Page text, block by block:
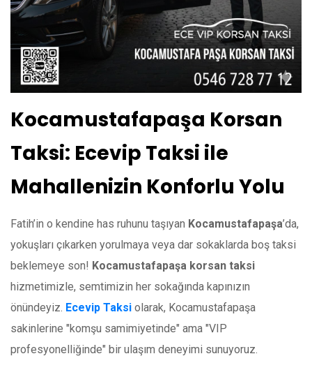
Kocamustafapaşa Korsan
Taksi: Ecevip Taksi ile
Mahallenizin Konforlu Yolu
Fatih’in o kendine has ruhunu taşıyan Kocamustafapaşa’da,
yokuşları çıkarken yorulmaya veya dar sokaklarda boş taksi
beklemeye son! Kocamustafapaşa korsan taksi
hizmetimizle, semtimizin her sokağında kapınızın
önündeyiz. Ecevip Taksi olarak, Kocamustafapaşa
sakinlerine "komşu samimiyetinde" ama "VIP
profesyonelliğinde" bir ulaşım deneyimi sunuyoruz.